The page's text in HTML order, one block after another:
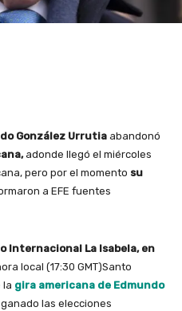
González Urrutia abandonó
adonde llegó el miércoles
pero por el momento su
a EFE fuentes
Internacional La Isabela, en
local (17:30 GMT)Santo
la gira americana de Edmundo
las elecciones